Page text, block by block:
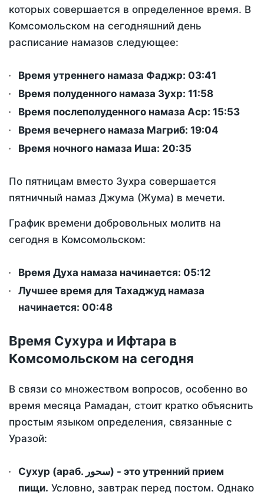
которых совершается в определенное время. В
Комсомольском на сегодняшний день
расписание намазов следующее:
Время утреннего намаза Фаджр: 03:41
Время полуденного намаза Зухр: 11:58
Время послеполуденного намаза Аср: 15:53
Время вечернего намаза Магриб: 19:04
Время ночного намаза Иша: 20:35
По пятницам вместо Зухра совершается
пятничный намаз Джума (Жума) в мечети.
График времени добровольных молитв на
сегодня в Комсомольском:
Время Духа намаза начинается: 05:12
Лучшее время для Тахаджуд намаза
начинается: 00:48
Время Сухура и Ифтара в
Комсомольском на сегодня
В связи со множеством вопросов, особенно во
время месяца Рамадан, стоит кратко объяснить
простым языком определения, связанные с
Уразой:
Сухур (араб. سحور) - это утренний прием
пищи. Условно, завтрак перед постом. Однако